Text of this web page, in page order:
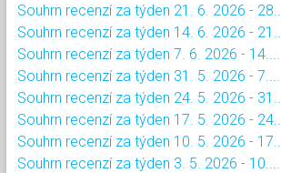
Souhrn recenzí za týden 21. 6. 2026 - 28....
Souhrn recenzí za týden 14. 6. 2026 - 21....
Souhrn recenzí za týden 7. 6. 2026 - 14....
Souhrn recenzí za týden 31. 5. 2026 - 7....
Souhrn recenzí za týden 24. 5. 2026 - 31....
Souhrn recenzí za týden 17. 5. 2026 - 24....
Souhrn recenzí za týden 10. 5. 2026 - 17....
Souhrn recenzí za týden 3. 5. 2026 - 10....